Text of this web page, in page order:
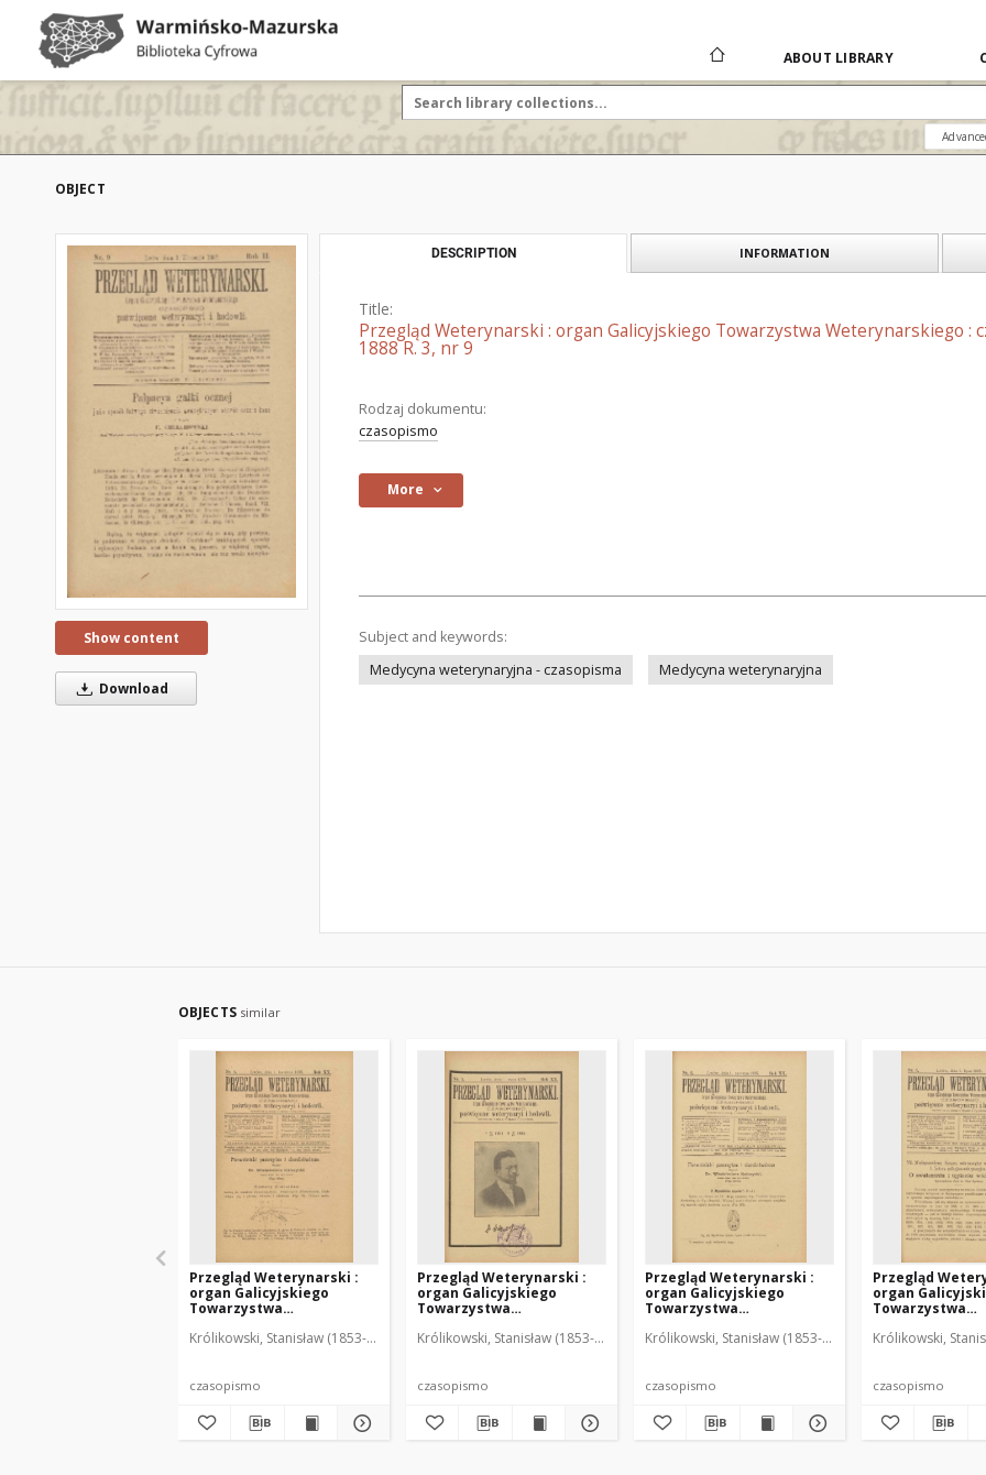
ABOUT LIBRARY
OBJECT
Show content
Download
DESCRIPTION INFORMATION
Title:
Przegląd Weterynarski : organ Galicyjskiego Towarzystwa Weterynarskiego :
1888 R. 3, nr 9
Rodzaj dokumentu:
czasopismo
More
Subject and keywords:
Medycyna weterynaryjna - czasopisma
Medycyna weterynaryjna
OBJECTS similar
Przegląd Weterynarski :
organ Galicyjskiego
Towarzystwa
czasopismo poświęcone
Królikowski, Stanisław (1853-1924). Red.
czasopismo
Przegląd Weterynarski :
organ Galicyjskiego
Towarzystwa
czasopismo poświęcone
Królikowski, Stanisław (1853-1924). Red.
czasopismo
Przegląd Weterynarski :
organ Galicyjskiego
Towarzystwa
czasopismo poświęcone
Królikowski, Stanisław (1853-1924). Red.
czasopismo
Przegląd
organ
Towarzystwa
czasopismo
Królikowski,
czasopismo